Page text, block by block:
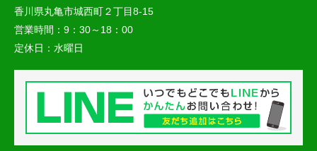
香川県丸亀市城西町２丁目8-15
営業時間： 9：30～18：00
定休日： 水曜日